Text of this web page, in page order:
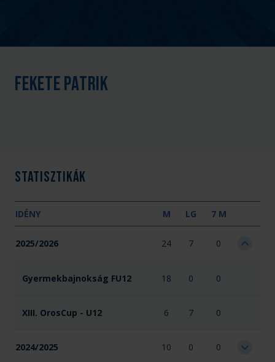
Fekete Patrik
Statisztikák
IDÉNY M LG 7 M
2025/2026 24 7 0
Gyermekbajnokság FU12 18 0 0
XIII. OrosCup - U12 6 7 0
2024/2025 10 0 0